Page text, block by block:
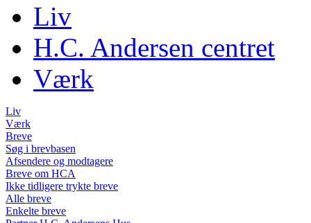
Liv
H.C. Andersen centret
Værk
Liv
Værk
Breve
Søg i brevbasen
Afsendere og modtagere
Breve om HCA
Ikke tidligere trykte breve
Alle breve
Enkelte breve